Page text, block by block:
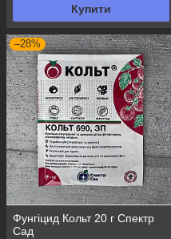
Купити
–28%
Фунгіцид Кольт 20 г Спектр
Сад